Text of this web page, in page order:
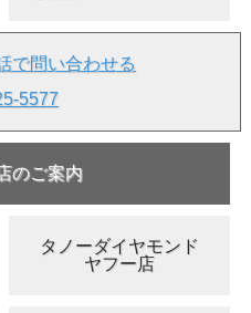
で問い合わせる
5577
のご案内
タノーダイヤモンド
ヤフー店